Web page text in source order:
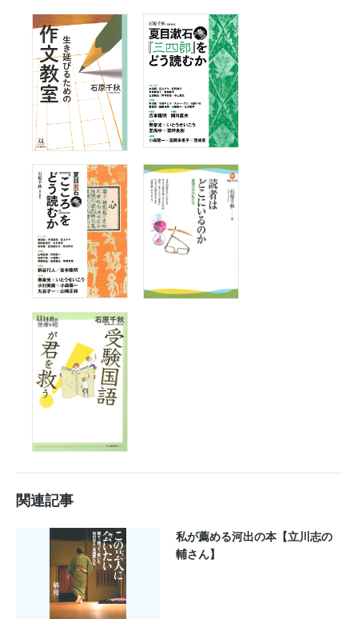
関連記事
私が薦める河出の本【立川志の
輔さん】